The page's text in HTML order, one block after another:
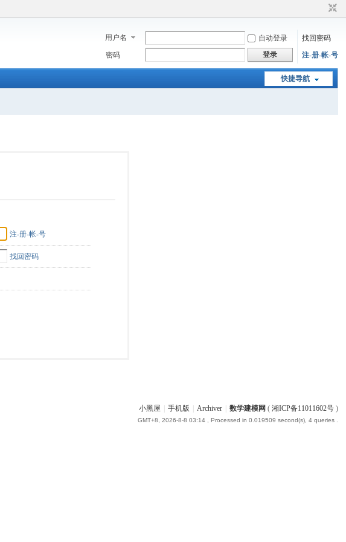
用户名 自动登录
找回密码
密码
登录 注-册-帐-号
快捷导航
注-册-帐-号
找回密码
小黑屋 手机版 Archiver 数学建模网 ( 湘ICP备11011602号)
GMT+8, 2026-8-8 03:14, Processed in 0.019509 second(s), 4 queries .